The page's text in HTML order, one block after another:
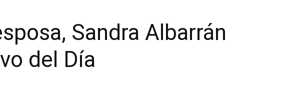
Sandra Albarrán
del Día